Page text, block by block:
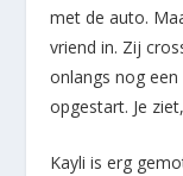
met de auto.
vriend in. Zij
onlangs nog
opgestart. Je
Kayli is erg